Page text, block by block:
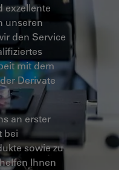
exzellente
unseren
den Service
mit dem
Derivate
an erster
bei
sowie zu
Ihnen